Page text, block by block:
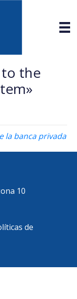
the
la banca privada
10
de